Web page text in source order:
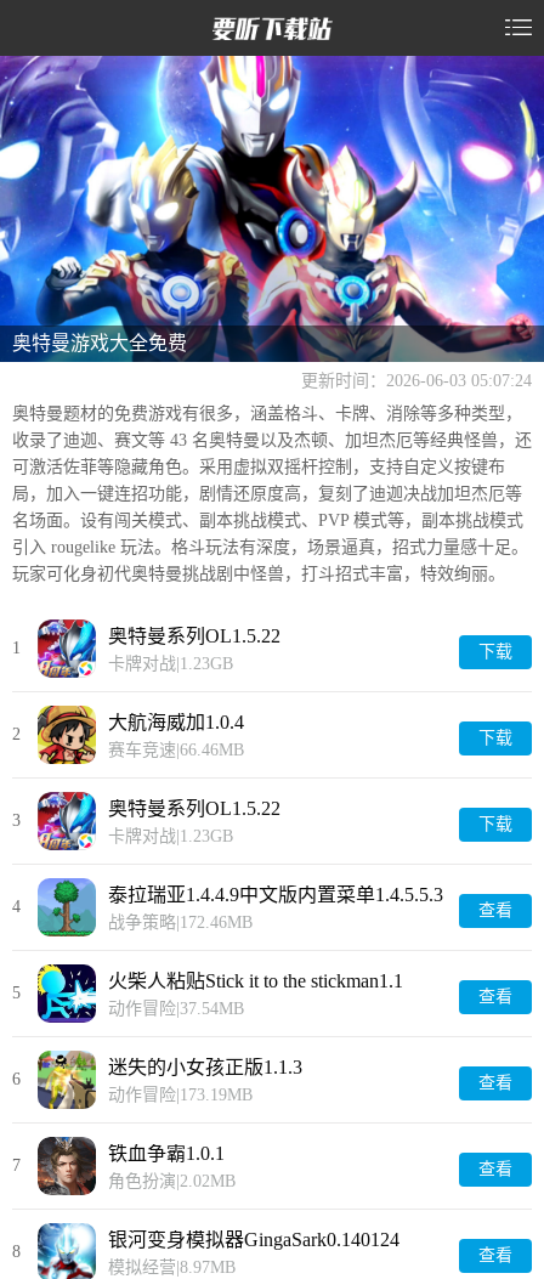
奥特曼游戏大全免费
更新时间：2026-06-03 05:07:24
奥特曼题材的免费游戏有很多，涵盖格斗、卡牌、消除等多种类型，
收录了迪迦、赛文等 43 名奥特曼以及杰顿、加坦杰厄等经典怪兽，还
可激活佐菲等隐藏角色。采用虚拟双摇杆控制，支持自定义按键布
局，加入一键连招功能，剧情还原度高，复刻了迪迦决战加坦杰厄等
名场面。设有闯关模式、副本挑战模式、PVP 模式等，副本挑战模式
引入 rougelike 玩法。格斗玩法有深度，场景逼真，招式力量感十足。
玩家可化身初代奥特曼挑战剧中怪兽，打斗招式丰富，特效绚丽。
1
奥特曼系列OL1.5.22
卡牌对战 1.23GB
下载
2
大航海威加1.0.4
赛车竞速 66.46MB
下载
3
奥特曼系列OL1.5.22
卡牌对战 1.23GB
下载
4
泰拉瑞亚1.4.4.9中文版内置菜单1.4.5.5.3
战争策略 172.46MB
查看
5
火柴人粘贴Stick it to the stickman1.1
动作冒险 37.54MB
查看
6
迷失的小女孩正版1.1.3
动作冒险 173.19MB
查看
7
铁血争霸1.0.1
角色扮演 2.02MB
查看
8
银河变身模拟器GingaSark0.140124
模拟经营 8.97MB
查看